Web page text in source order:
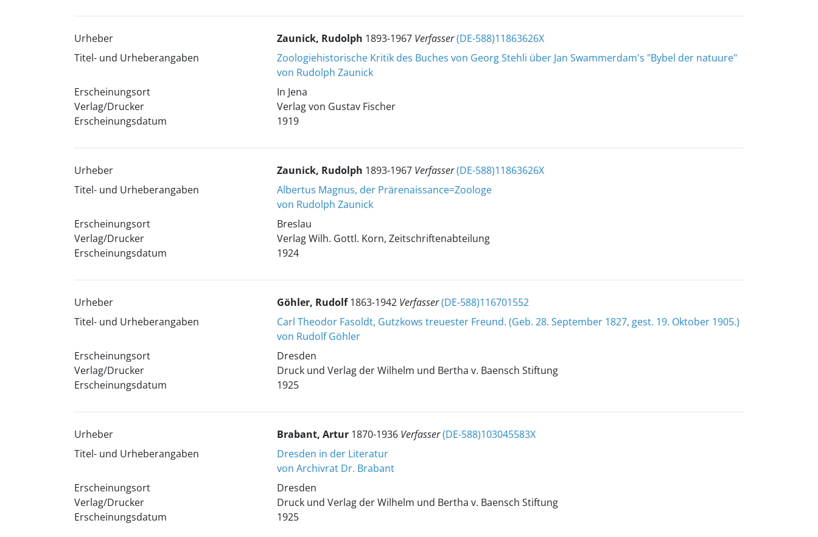
Urheber Zaunick, Rudolph 1893-1967 Verfasser(DE-588)11863626X
Titel- und Urheberangaben
Zoologiehistorische Kritik des Buches von Georg Stehli über Jan Swammerdam's "Bybel der natuure"
von Rudolph Zaunick
Erscheinungsort
Verlag/Drucker
Erscheinungsdatum
In Jena
Verlag von Gustav Fischer
1919
Urheber Zaunick, Rudolph 1893-1967 Verfasser(DE-588)11863626X
Titel- und Urheberangaben
Albertus Magnus, der Prärenaissance=Zoologe
von Rudolph Zaunick
Erscheinungsort
Verlag/Drucker
Erscheinungsdatum
Breslau
Verlag Wilh. Gottl. Korn, Zeitschriftenabteilung
1924
Urheber Göhler, Rudolf1863-1942 Verfasser(DE-588)116701552
Titel- und Urheberangaben
Carl Theodor Fasoldt, Gutzkows treuester Freund. (Geb. 28. September 1827, gest. 19. Oktober 1905.)
von Rudolf Göhler
Erscheinungsort
Verlag/Drucker
Erscheinungsdatum
Dresden
Druck und Verlag der Wilhelm und Bertha v. Baensch Stiftung
1925
Urheber Brabant, Artur 1870-1936 Verfasser(DE-588)103045583X
Titel- und Urheberangaben
Dresden in der Literatur
von Archivrat Dr. Brabant
Erscheinungsort
Verlag/Drucker
Erscheinungsdatum
Dresden
Druck und Verlag der Wilhelm und Bertha v. Baensch Stiftung
1925